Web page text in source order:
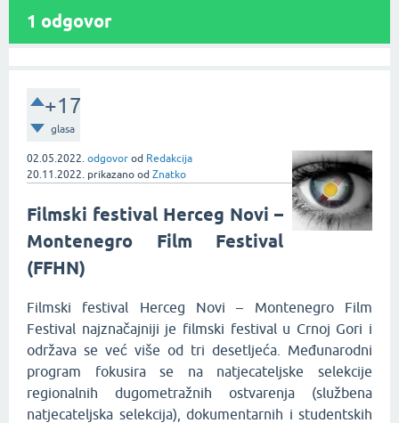
1 odgovor
+17
glasa
02.05.2022. odgovor od Redakcija
20.11.2022. prikazano od Znatko
Filmski festival Herceg Novi –
Montenegro Film Festival
(FFHN)
Filmski festival Herceg Novi – Montenegro Film
Festival najznačajniji je filmski festival u Crnoj Gori i
održava se već više od tri desetljeća. Međunarodni
program fokusira se na natjecateljske selekcije
regionalnih dugometražnih ostvarenja (službena
natjecateljska selekcija), dokumentarnih i studentskih